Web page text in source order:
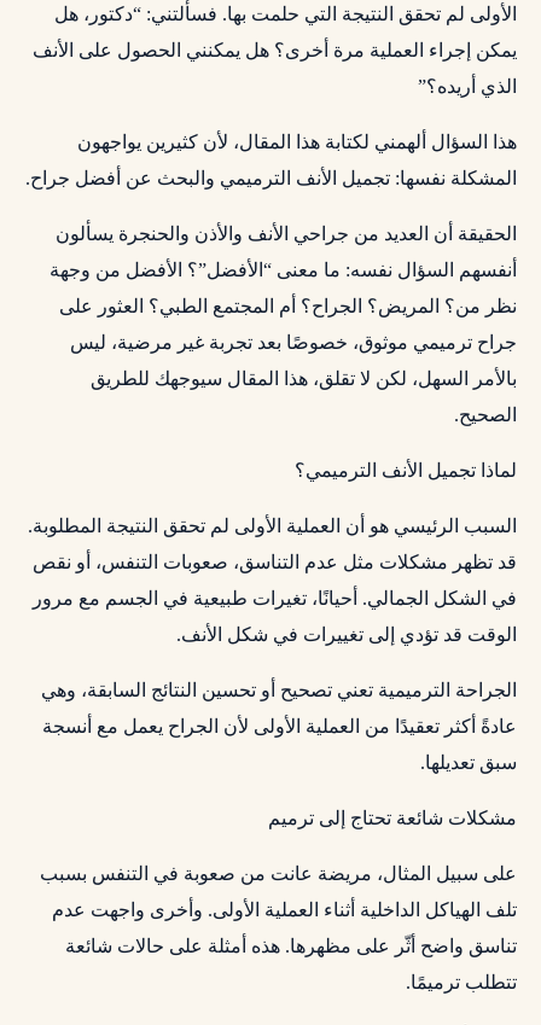
الأولى لم تحقق النتيجة التي حلمت بها. فسألتني: “دكتور، هل
يمكن إجراء العملية مرة أخرى؟ هل يمكنني الحصول على الأنف
الذي أريده؟”
هذا السؤال ألهمني لكتابة هذا المقال، لأن كثيرين يواجهون
المشكلة نفسها: تجميل الأنف الترميمي والبحث عن أفضل جراح.
الحقيقة أن العديد من جراحي الأنف والأذن والحنجرة يسألون
أنفسهم السؤال نفسه: ما معنى “الأفضل”؟ الأفضل من وجهة
نظر من؟ المريض؟ الجراح؟ أم المجتمع الطبي؟ العثور على
جراح ترميمي موثوق، خصوصًا بعد تجربة غير مرضية، ليس
بالأمر السهل، لكن لا تقلق، هذا المقال سيوجهك للطريق
الصحيح.
لماذا تجميل الأنف الترميمي؟
السبب الرئيسي هو أن العملية الأولى لم تحقق النتيجة المطلوبة.
قد تظهر مشكلات مثل عدم التناسق، صعوبات التنفس، أو نقص
في الشكل الجمالي. أحيانًا، تغيرات طبيعية في الجسم مع مرور
الوقت قد تؤدي إلى تغييرات في شكل الأنف.
الجراحة الترميمية تعني تصحيح أو تحسين النتائج السابقة، وهي
عادةً أكثر تعقيدًا من العملية الأولى لأن الجراح يعمل مع أنسجة
سبق تعديلها.
مشكلات شائعة تحتاج إلى ترميم
على سبيل المثال، مريضة عانت من صعوبة في التنفس بسبب
تلف الهياكل الداخلية أثناء العملية الأولى. وأخرى واجهت عدم
تناسق واضح أثّر على مظهرها. هذه أمثلة على حالات شائعة
تتطلب ترميمًا.